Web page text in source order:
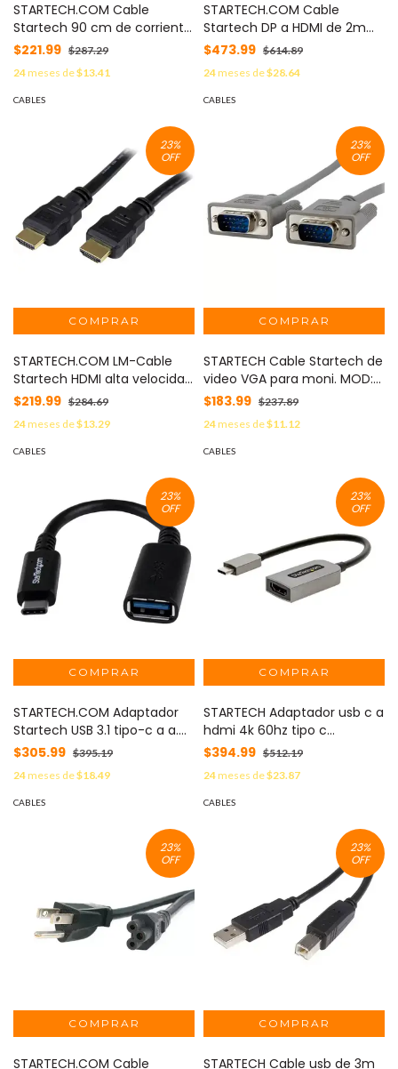
STARTECH.COM Cable
Startech 90 cm de corriente
para C14-C MOD: PXT100143
$221.99 $287.29
24meses de$13.41
CABLES
STARTECH.COM Cable
Startech DP a HDMI de 2m
Ultra 4K Negro. MOD:
DP2HDMM2MB
$473.99 $614.89
24meses de$28.64
CABLES
23%
OFF
STARTECH.COM LM-Cable
Startech HDMI alta velocidad
50cm m-m negro MOD:
HDMM50CM
$219.99 $284.69
24meses de$13.29
CABLES
23%
OFF
STARTECH Cable Startech de
video VGA para moni. MOD:
MXT101MM
$183.99 $237.89
24meses de$11.12
CABLES
23%
OFF
STARTECH.COM Adaptador
Startech USB 3.1 tipo-c a a.
MOD: USB31CAADP
$305.99 $395.19
24meses de$18.49
CABLES
23%
OFF
STARTECH Adaptador usb c a
hdmi 4k 60hz tipo c
convertidor modo alt MOD:
USBC-HDMI-CDP2HD4K60
$394.99 $512.19
24meses de$23.87
CABLES
23%
OFF
STARTECH.COM Cable
23%
OFF
STARTECH Cable usb de 3m